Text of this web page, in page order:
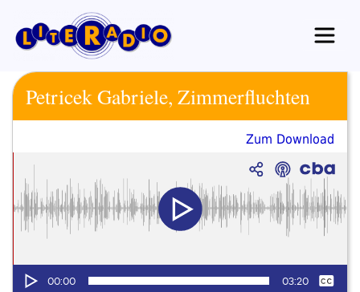
Inhalt
springen
Petricek Gabriele, Zimmerfluchten
Zum Download